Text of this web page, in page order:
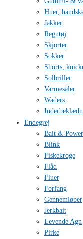
Huer,
Jakker
Regntøj
Skjorter
Sokker
Shorts,
Solbriller
Varmesåler
Waders
Endegrej
Bait &
Blink
Fiskekroge
Flåd
Fluer
Forfang
Gennemløber
Jerkbait
Levende Agn
Pirke